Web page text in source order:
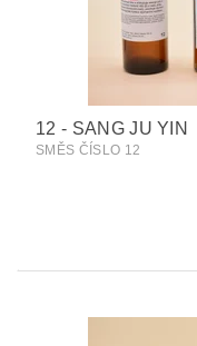
12 - SANG JU YIN
SMĚS ČÍSLO 12